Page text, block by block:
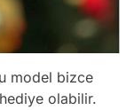
model bizce
olabilir.